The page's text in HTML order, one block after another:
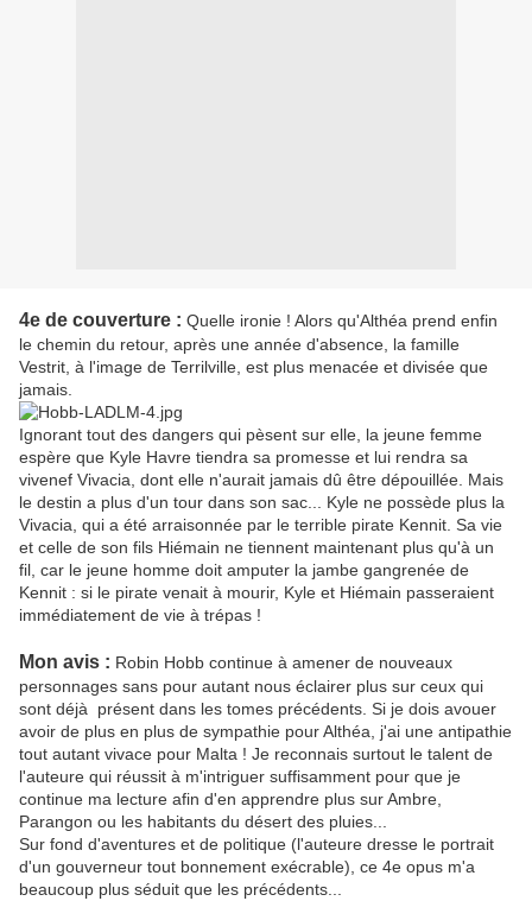
4e de couverture : Quelle ironie ! Alors qu'Althéa prend enfin
le chemin du retour, après une année d'absence, la famille
Vestrit, à l'image de Terrilville, est plus menacée et divisée que
jamais.
Ignorant tout des dangers qui pèsent sur elle, la jeune femme
espère que Kyle Havre tiendra sa promesse et lui rendra sa
vivenef Vivacia, dont elle n'aurait jamais dû être dépouillée. Mais
le destin a plus d'un tour dans son sac... Kyle ne possède plus la
Vivacia, qui a été arraisonnée par le terrible pirate Kennit. Sa vie
et celle de son fils Hiémain ne tiennent maintenant plus qu'à un
fil, car le jeune homme doit amputer la jambe gangrenée de
Kennit : si le pirate venait à mourir, Kyle et Hiémain passeraient
immédiatement de vie à trépas !
Mon avis : Robin Hobb continue à amener de nouveaux
personnages sans pour autant nous éclairer plus sur ceux qui
sont déjà présent dans les tomes précédents. Si je dois avouer
avoir de plus en plus de sympathie pour Althéa, j'ai une antipathie
tout autant vivace pour Malta ! Je reconnais surtout le talent de
l'auteure qui réussit à m'intriguer suffisamment pour que je
continue ma lecture afin d'en apprendre plus sur Ambre,
Parangon ou les habitants du désert des pluies...
Sur fond d'aventures et de politique (l'auteure dresse le portrait
d'un gouverneur tout bonnement exécrable), ce 4e opus m'a
beaucoup plus séduit que les précédents...